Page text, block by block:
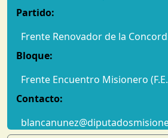
Partido:
Frente Renovador de la
Bloque:
Frente Encuentro Misionero
Contacto: